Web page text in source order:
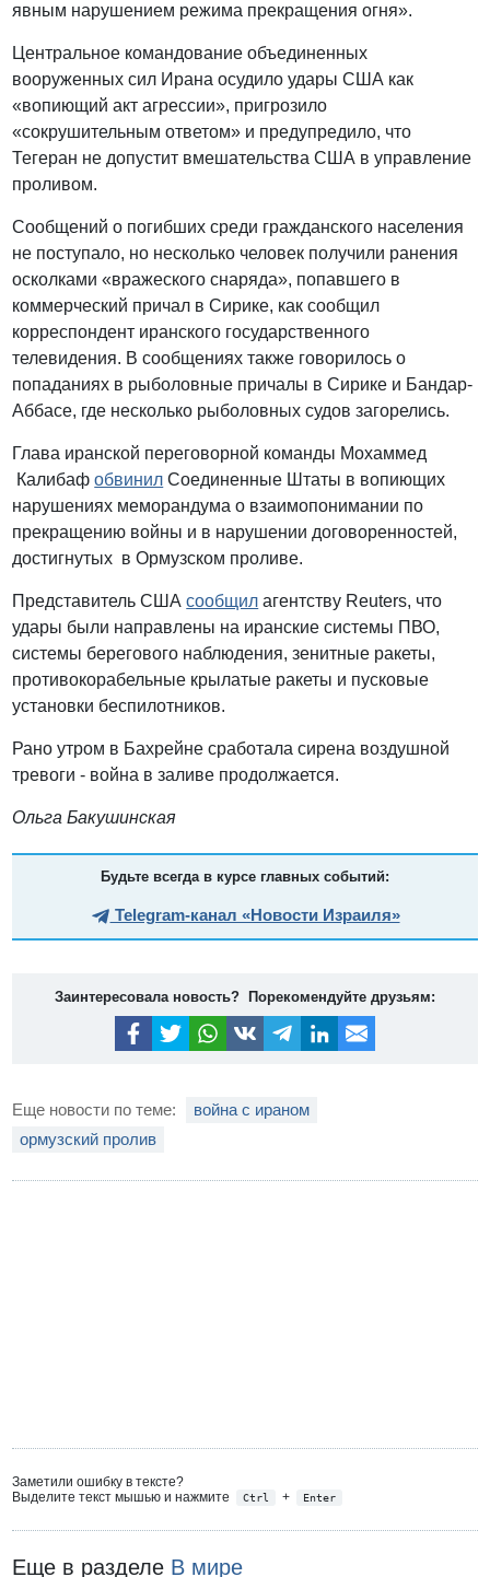
явным нарушением режима прекращения огня».
Центральное командование объединенных
вооруженных сил Ирана осудило удары США как
«вопиющий акт агрессии», пригрозило
«сокрушительным ответом» и предупредило, что
Тегеран не допустит вмешательства США в управление
проливом.
Сообщений о погибших среди гражданского населения
не поступало, но несколько человек получили ранения
осколками «вражеского снаряда», попавшего в
коммерческий причал в Сирике, как сообщил
корреспондент иранского государственного
телевидения. В сообщениях также говорилось о
попаданиях в рыболовные причалы в Сирике и Бандар-
Аббасе, где несколько рыболовных судов загорелись.
Глава иранской переговорной команды Мохаммед
Калибафобвинил Соединенные Штаты в вопиющих
нарушениях меморандума о взаимопонимании по
прекращению войны и в нарушении договоренностей,
достигнутых в Ормузском проливе.
Представитель СШАсообщил агентству Reuters, что
удары были направлены на иранские системы ПВО,
системы берегового наблюдения, зенитные ракеты,
противокорабельные крылатые ракеты и пусковые
установки беспилотников.
Рано утром в Бахрейне сработала сирена воздушной
тревоги - война в заливе продолжается.
Ольга Бакушинская
Будьте всегда в курсе главных событий:
Telegram-канал «Новости Израиля»
Заинтересовала новость? Порекомендуйте друзьям:
Еще новости по теме:
война с ираном
ормузский пролив
Заметили ошибку в тексте?
Выделите текст мышью и нажмите
Ctrl + Enter
Еще в разделе В мире